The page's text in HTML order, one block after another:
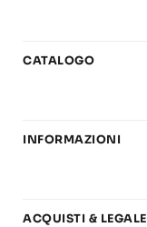
CATALOGO
Chitarra
Basi play-along
INFORMAZIONI
Carta del Docente
ACQUISTI & LEGALE